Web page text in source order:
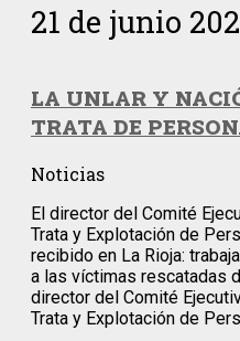
21 de junio
LA UNLAR Y
TRATA DE
Noticias
El director del Comité
Trata y Explotación de
recibido en La Rioja:
a las víctimas rescatadas
director del Comité
Trata y Explotación de